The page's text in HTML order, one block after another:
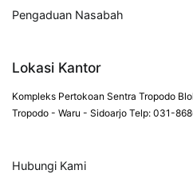
Pengaduan Nasabah
Lokasi Kantor
Kompleks Pertokoan Sentra Tropodo
Tropodo - Waru - Sidoarjo Telp: 031-
Hubungi Kami